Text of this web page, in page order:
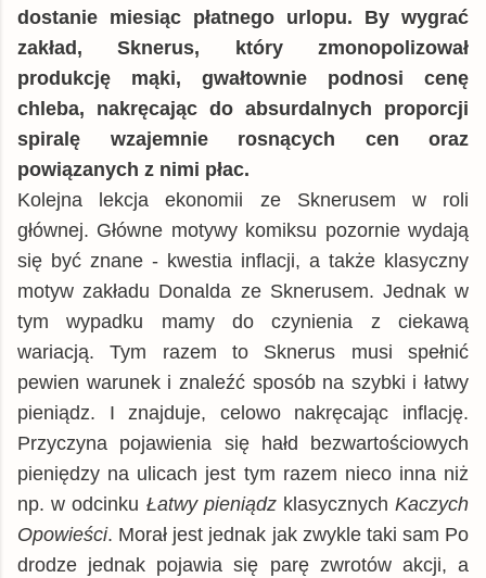
dostanie miesiąc płatnego urlopu. By wygrać
zakład, Sknerus, który zmonopolizował
produkcję mąki, gwałtownie podnosi cenę
chleba, nakręcając do absurdalnych proporcji
spiralę wzajemnie rosnących cen oraz
powiązanych z nimi płac.
Kolejna lekcja ekonomii ze Sknerusem w roli
głównej. Główne motywy komiksu pozornie wydają
się być znane - kwestia inflacji, a także klasyczny
motyw zakładu Donalda ze Sknerusem. Jednak w
tym wypadku mamy do czynienia z ciekawą
wariacją. Tym razem to Sknerus musi spełnić
pewien warunek i znaleźć sposób na szybki i łatwy
pieniądz. I znajduje, celowo nakręcając inflację.
Przyczyna pojawienia się hałd bezwartościowych
pieniędzy na ulicach jest tym razem nieco inna niż
np. w odcinku Łatwy pieniądzklasycznychKaczych
Opowieści. Morał jest jednak jak zwykle taki sam Po
drodze jednak pojawia się parę zwrotów akcji, a